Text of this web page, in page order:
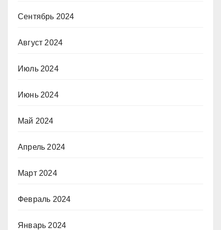
Сентябрь 2024
Август 2024
Июль 2024
Июнь 2024
Май 2024
Апрель 2024
Март 2024
Февраль 2024
Январь 2024